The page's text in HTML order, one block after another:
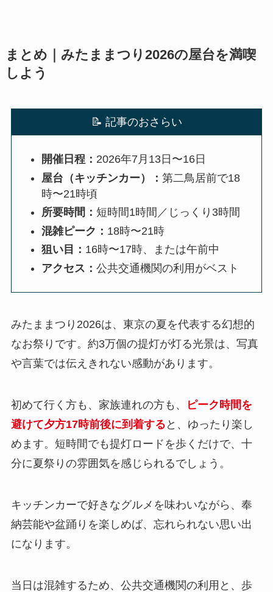
まとめ｜みたままつり2026の屋台を満喫
しよう
📝 記事のおさらい
開催日程： 2026年7月13日〜16日
屋台（キッチンカー）：第二鳥居前で18
時〜21時頃
所要時間：短時間1時間／じっくり3時間
混雑ピーク： 18時〜21時
狙い目： 16時〜17時、または午前中
アクセス：公共交通機関の利用がベスト
みたままつり2026は、東京の夏を代表する幻想的
なお祭りです。約3万個の提灯が灯る光景は、写真
や言葉では伝えきれない感動があります。
初めて行く方も、家族連れの方も、
ピーク時間を
避けて夕方17時前後に到着する と、ゆったり楽し
めます。短時間でも提灯ロードを歩くだけで、十
分に夏祭りの雰囲気を感じられるでしょう。
キッチンカーで好きなグルメを味わいながら、奉
納芸能や盆踊りを楽しめば、忘れられない思い出
になります。
当日は混雑するため、公共交通機関の利用と、歩